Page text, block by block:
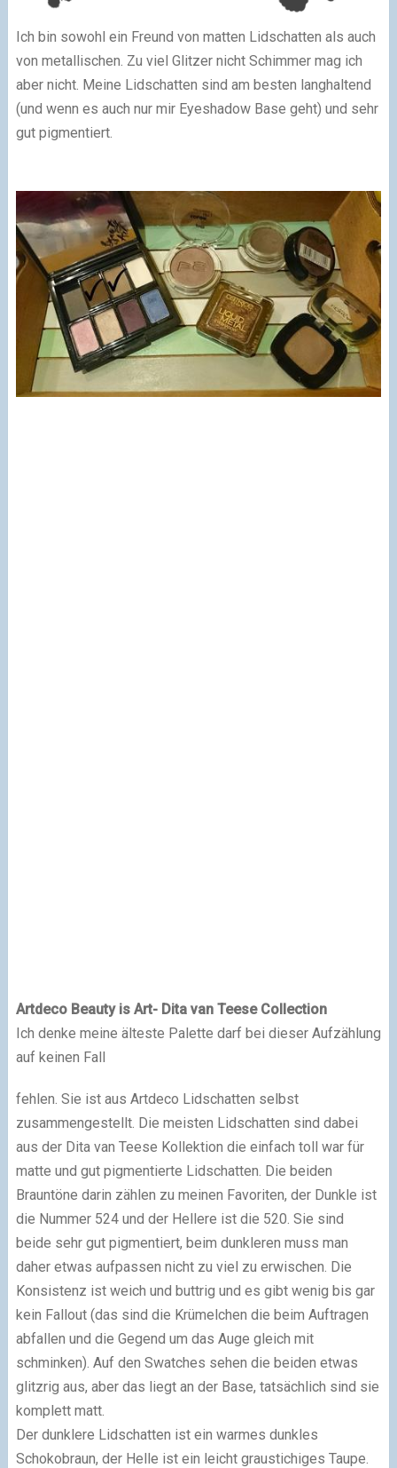
Ich bin sowohl ein Freund von matten Lidschatten als auch
von metallischen. Zu viel Glitzer nicht Schimmer mag ich
aber nicht. Meine Lidschatten sind am besten langhaltend
(und wenn es auch nur mir Eyeshadow Base geht) und sehr
gut pigmentiert.
Artdeco Beauty is Art- Dita van Teese Collection
Ich denke meine älteste Palette darf bei dieser Aufzählung
auf keinen Fall
fehlen. Sie ist aus Artdeco Lidschatten selbst
zusammengestellt. Die meisten Lidschatten sind dabei
aus der Dita van Teese Kollektion die einfach toll war für
matte und gut pigmentierte Lidschatten. Die beiden
Brauntöne darin zählen zu meinen Favoriten, der Dunkle ist
die Nummer 524 und der Hellere ist die 520. Sie sind
beide sehr gut pigmentiert, beim dunkleren muss man
daher etwas aufpassen nicht zu viel zu erwischen. Die
Konsistenz ist weich und buttrig und es gibt wenig bis gar
kein Fallout (das sind die Krümelchen die beim Auftragen
abfallen und die Gegend um das Auge gleich mit
schminken). Auf den Swatches sehen die beiden etwas
glitzrig aus, aber das liegt an der Base, tatsächlich sind sie
komplett matt.
Der dunklere Lidschatten ist ein warmes dunkles
Schokobraun, der Helle ist ein leicht graustichiges Taupe.